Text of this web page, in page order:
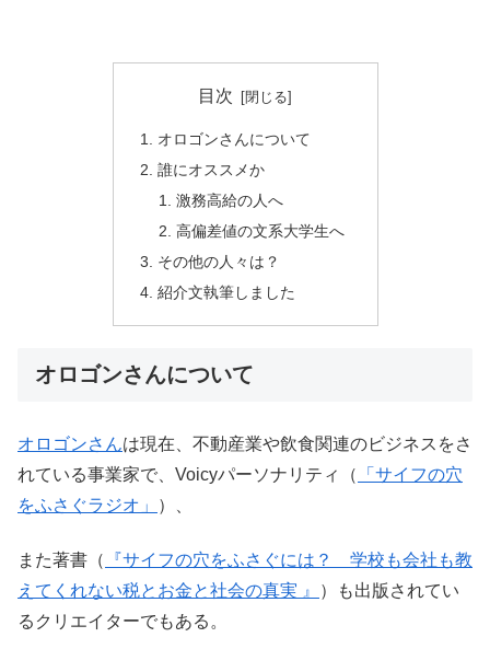
目次
オロゴンさんについて
誰にオススメか
激務高給の人へ
高偏差値の文系大学生へ
その他の人々は？
紹介文執筆しました
オロゴンさんについて
オロゴンさんは現在、不動産業や飲食関連のビジネスをさ
れている事業家で、 Voicyパーソナリティ（
「サイフの穴
をふさぐラジオ」
）、
また著書（
『サイフの穴をふさぐには？ 学校も会社も教
えてくれない税とお金と社会の真実 』
）も出版されてい
るクリエイターでもある。